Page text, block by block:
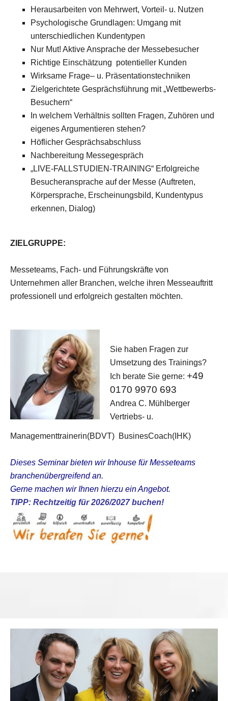
Herausarbeiten von Mehrwert, Vorteil- u. Nutzen
Psychologische Grundlagen: Umgang mit
unterschiedlichen Kundentypen
Nur Mut! Aktive Ansprache der Messebesucher
Richtige Einschätzung potentieller Kunden
Wirksame Frage– u. Präsentationstechniken
Zielgerichtete Gesprächsführung mit „Wettbewerbs-
Besuchern“
In welchem Verhältnis sollten Fragen, Zuhören und
eigenes Argumentieren stehen?
Höflicher Gesprächsabschluss
Nachbereitung Messegespräch
„LIVE-FALLSTUDIEN-TRAINING“ Erfolgreiche
Besucheransprache auf der Messe (Auftreten,
Körpersprache, Erscheinungsbild, Kundentypus
erkennen, Dialog)
ZIELGRUPPE:
Messeteams, Fach- und Führungskräfte von
Unternehmen aller Branchen, welche ihren Messeauftritt
professionell und erfolgreich gestalten möchten.
Sie haben Fragen zur
Umsetzung des Trainings?
Ich berate Sie gerne: +49
0170 9970 693
Andrea C. Mühlberger
Vertriebs- u.
Managementtrainerin(BDVT) BusinesCoach(IHK)
Dieses Seminar bieten wir Inhouse für Messeteams
branchenübergreifend an.
Gerne machen wir Ihnen hierzu ein Angebot.
TIPP: Rechtzeitig für 2026/2027 buchen!